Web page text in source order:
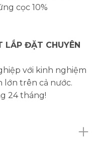
cọc 10%
LẮP ĐẶT CHUYÊN
với kinh nghiệm
lớn trên cả nước.
24 tháng!